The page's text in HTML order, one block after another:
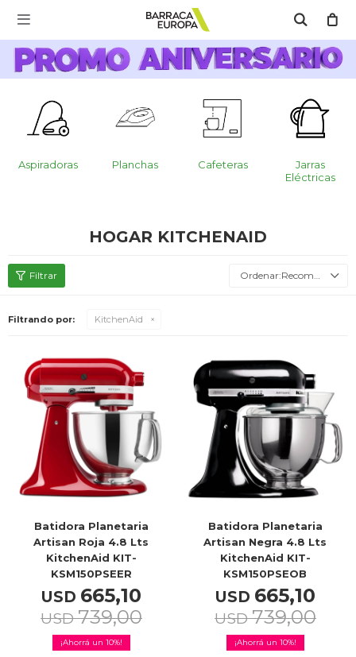

Aspiradoras Planchas Cafeteras
Jarras
Eléctricas
HOGAR KITCHENAID
Recomendados
Filtrando por: KitchenAid
Batidora Planetaria
Artisan Roja 4.8 Lts
KitchenAid KIT-
KSM150PSEER
USD 665,10
USD 739,00
10
Batidora Planetaria
Artisan Negra 4.8 Lts
KitchenAid KIT-
KSM150PSEOB
USD 665,10
USD 739,00
10
MI CUENTA
Catálogo Escríbenos Aquí!! Promo Aniversario
Cocina
TV & Audio
Hogar
Baño
Cuidado personal